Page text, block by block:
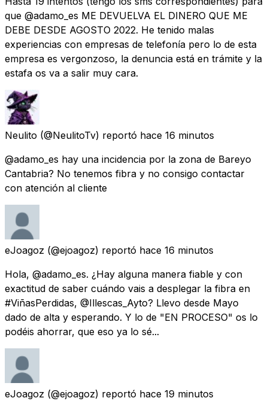
que @adamo_es ME DEVUELVA EL DINERO QUE ME
DEBE DESDE AGOSTO 2022. He tenido malas
experiencias con empresas de telefonía pero lo de esta
empresa es vergonzoso, la denuncia está en trámite y la
estafa os va a salir muy cara.
Neulito (@NeulitoTv) reportó hace 16 minutos
@adamo_es hay una incidencia por la zona de Bareyo
Cantabria? No tenemos fibra y no consigo contactar
con atención al cliente
eJoagoz (@ejoagoz) reportó hace 16 minutos
Hola, @adamo_es. ¿Hay alguna manera fiable y con
exactitud de saber cuándo vais a desplegar la fibra en
#ViñasPerdidas, @Illescas_Ayto? Llevo desde Mayo
dado de alta y esperando. Y lo de "EN PROCESO" os lo
podéis ahorrar, que eso ya lo sé...
eJoagoz (@ejoagoz) reportó hace 19 minutos